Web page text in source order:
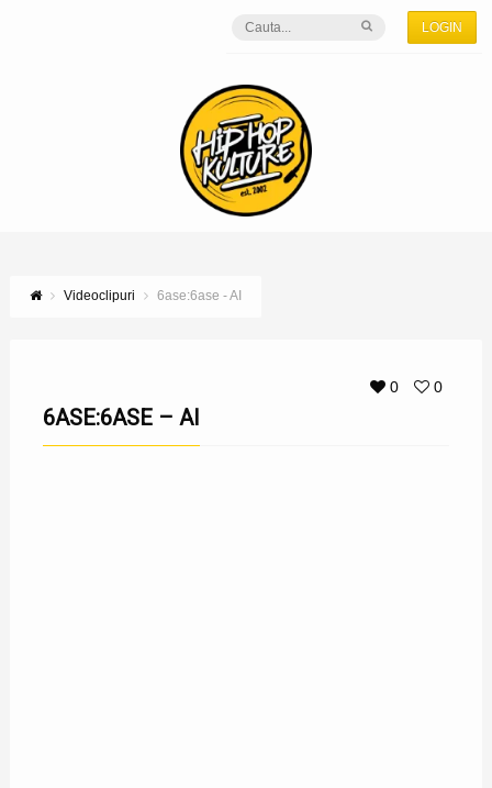
LOGIN
Videoclipuri 6ase:6ase - AI
0 0
6ASE:6ASE – AI